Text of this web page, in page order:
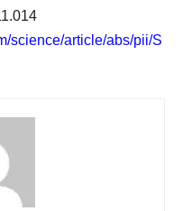
science/article/abs/pii/S